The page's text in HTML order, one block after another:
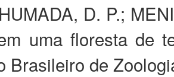
D. P.;
uma floresta de
Brasileiro de